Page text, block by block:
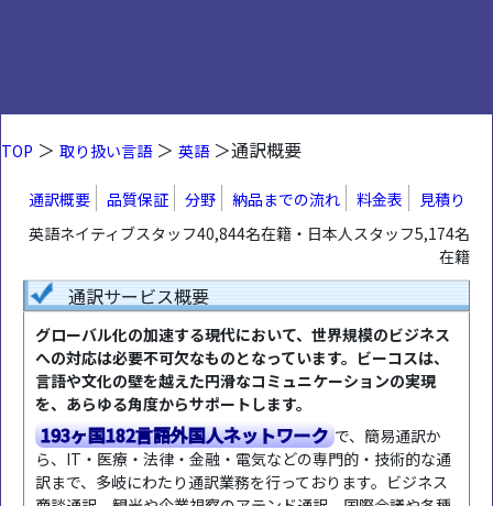
TOP ＞ 取り扱い言語＞ 英語＞通訳概要
通訳概要 品質保証 分野 納品までの流れ 料金表
見積り
英語ネイティブスタッフ40,844名在籍・日本人スタッフ5,174名
在籍
通訳サービス概要
グローバル化の加速する現代において、世界規模のビジネス
への対応は必要不可欠なものとなっています。ビーコスは、
言語や文化の壁を越えた円滑なコミュニケーションの実現
を、あらゆる角度からサポートします。
193ヶ国182言語外国人ネットワーク で、簡易通訳か
ら、IT・医療・法律・金融・電気などの専門的・技術的な通
訳まで、多岐にわたり通訳業務を行っております。ビジネス